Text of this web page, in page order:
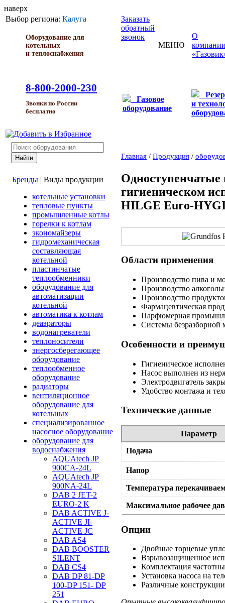
наверх
Выбор региона: Калуга
Оборудование для
котельных
и теплоснабжения
8-800-2000-230
Звонки по России
бесплатно
Заказать
обратный
звонок
МЕНЮ
О
Газовое
оборудование
и
Бренды | Виды продукции
котельные установки
тепловые пункты
промышленные котлы
горелки к котлам
экономайзеры
гидромеханическая
составляющая
котельной
пластинчатые
теплообменники
оборудование для
автоматизации
котельной
автоматика к котлам
деаэраторы
водонагреватели
теплоносители
энергосберегающее
оборудование
теплообменное
оборудование
радиаторы
вентиляционное
оборудование для
котельных
специализированное
насосное оборудование
оборудование для
водоснабжения
AQUAtech JP
900CA-24L
AQUAtech JP
900NA-24L
DAB 2 JET-2
EURO-2 K
DAB ACTIVE J-
ACTIVE JI-
ACTIVE JC
DAB AS4
DAB BOOSTER
SILENT
DAB CS4
DAB DP 81-DP
100-DP 151- DP
251
Главная / Продукция /
Одноступенчатые
гигиеническом
HILGE Euro-
Области применения
Производство пива и
Производство
Производство
Фармацевтическая
Парфюмерная
Системы безразборной
Особенности и
Гигиеническое
Насос выполнен из
Электродвигатель
Удобство монтажа и
Технические данные
Параметр
Подача
Напор
Температура
Максимальное рабочее
Опции
Двойные торцевые
Взрывозащищенное
Комплектация
Установка насоса на
Различные